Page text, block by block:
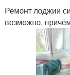
Ремонт лоджии
возможно,